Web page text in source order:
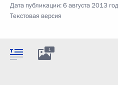
Дата публикации:6 августа 2013
Текстовая версия
1